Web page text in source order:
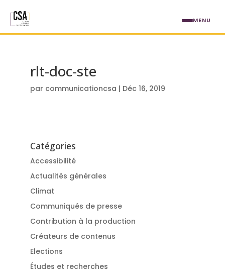
rlt-doc-ste
par communicationcsa | Déc 16, 2019
Catégories
Accessibilité
Actualités générales
Climat
Communiqués de presse
Contribution à la production
Créateurs de contenus
Elections
Études et recherches
MENU